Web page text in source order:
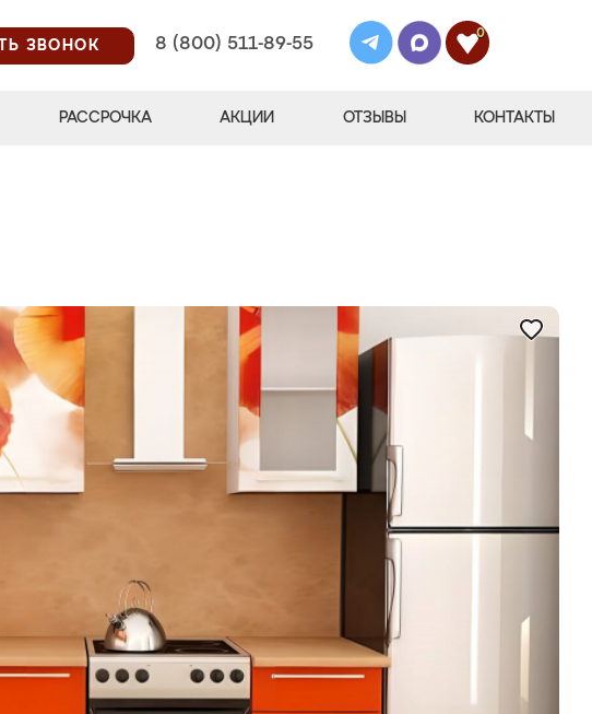
ЗВОНОК
8 (800) 511-89-55
0
РАССРОЧКА АКЦИИ ОТЗЫВЫ КОНТАКТЫ